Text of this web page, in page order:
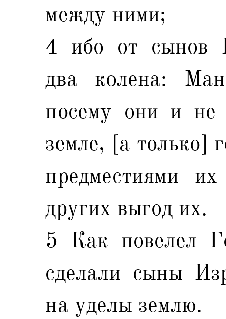
между ними;
4 ибо от сынов
два колена:
посему они и не
земле, [а только]
предместиями
других выгод их.
5 Как повелел
сделали сыны
на уделы землю.